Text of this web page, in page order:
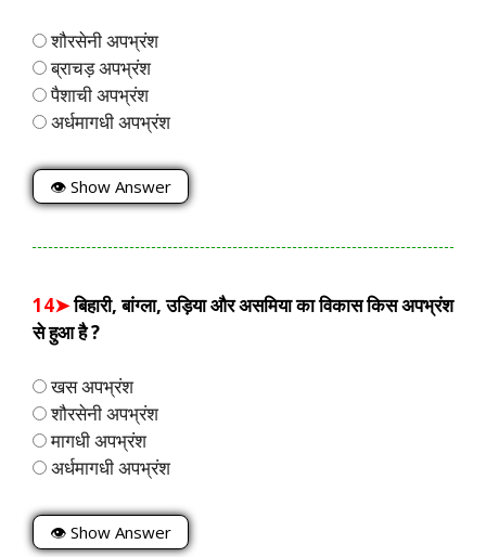
शौरसेनी अपभ्रंश
ब्राचड़ अपभ्रंश
पैशाची अपभ्रंश
अर्धमागधी अपभ्रंश
👁 Show Answer
14➤बिहारी, बांग्ला, उड़िया और असमिया का विकास किस अपभ्रंश
से हुआ है ?
खस अपभ्रंश
शौरसेनी अपभ्रंश
मागधी अपभ्रंश
अर्धमागधी अपभ्रंश
👁 Show Answer